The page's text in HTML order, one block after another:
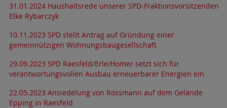
31.01.2024 Haushaltsrede unserer SPD-Fraktionsvorsitzenden
Elke Rybarczyk
10.11.2023 SPD stellt Antrag auf Gründung einer
gemeinnützigen Wohnungsbaugesellschaft
29.09.2023 SPD Raesfeld/Erle/Homer setzt sich für
verantwortungsvollen Ausbau erneuerbarer Energien ein
22.05.2023 Ansiedelung von Rossmann auf dem Gelände
Epping in Raesfeld